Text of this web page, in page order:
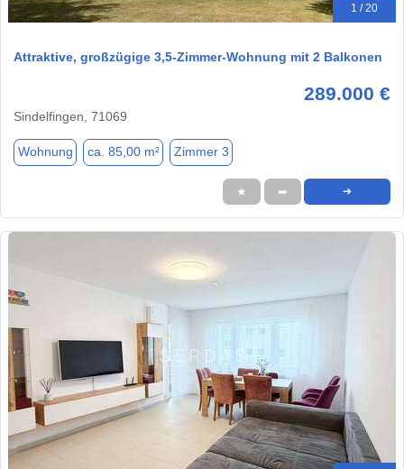
1 / 20
Attraktive, großzügige 3,5-Zimmer-Wohnung mit 2 Balkonen
289.000 €
Sindelfingen, 71069
Wohnung ca. 85,00 m² Zimmer 3
★ ➦ ➜